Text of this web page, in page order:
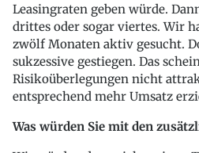
Leasingraten geben würde.
drittes oder sogar viertes. Wir
zwölf Monaten aktiv gesucht.
sukzessive gestiegen. Das
Risikoüberlegungen nicht
entsprechend mehr Umsatz
Was würden Sie mit den